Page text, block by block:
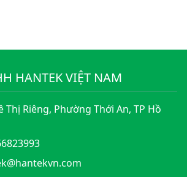
HANTEK VIỆT NAM
Thị Riêng, Phường Thới An, TP Hồ